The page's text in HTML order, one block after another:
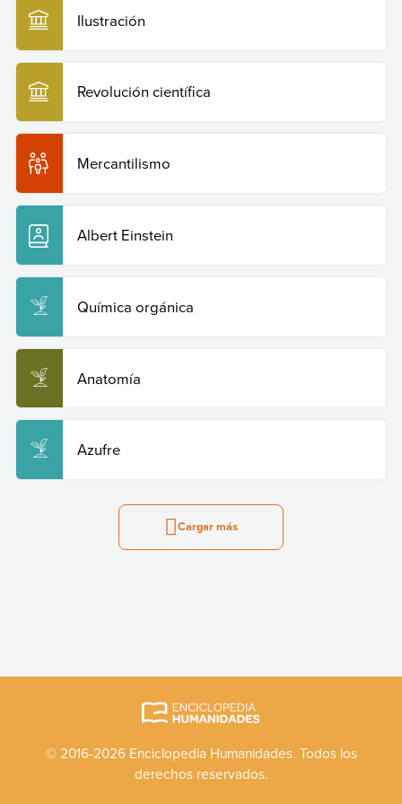
Ilustración
Revolución científica
Mercantilismo
Albert Einstein
Química orgánica
Anatomía
Azufre
Cargar más
© 2016-2026 Enciclopedia Humanidades. Todos los
derechos reservados.